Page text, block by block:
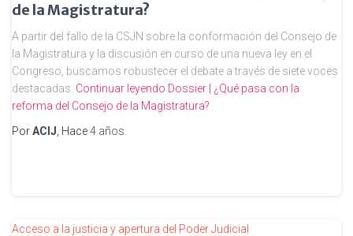
de la Magistratura?
A partir del fallo de la CSJN sobre la conformación del Consejo de
la Magistratura y la discusión en curso de una nueva ley en el
Congreso, buscamos robustecer el debate a través de siete voces
destacadas. Continuar leyendo Dossier | ¿Qué pasa con la
reforma del Consejo de la Magistratura?
PorACIJ , Hace4 años
Acceso a la justicia y apertura del Poder Judicial